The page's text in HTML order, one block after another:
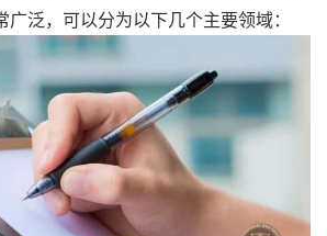
广泛，可以分为以下几个主要领域：